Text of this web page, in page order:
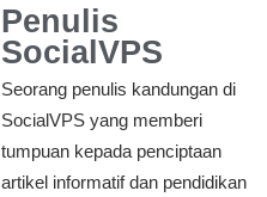
Penulis
SocialVPS
Seorang penulis kandungan di
SocialVPS yang memberi
tumpuan kepada penciptaan
artikel informatif dan pendidikan